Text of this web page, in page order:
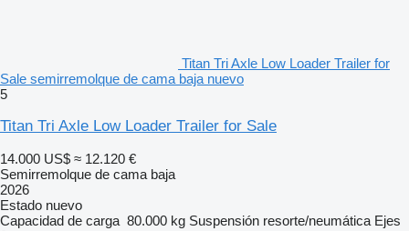
Titan Tri Axle Low Loader Trailer for
Sale semirremolque de cama baja nuevo
5
Titan Tri Axle Low Loader Trailer for Sale
14.000 US$ ≈ 12.120 €
Semirremolque de cama baja
2026
Estado nuevo
Capacidad de carga 80.000 kg Suspensión resorte/neumática Ejes